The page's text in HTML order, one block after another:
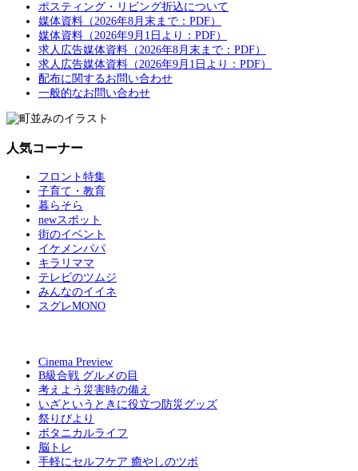
ポスティング・リビング折込について
媒体資料（2026年8月末まで：PDF）
媒体資料（2026年9月1日より：PDF）
求人広告媒体資料（2026年8月末まで：PDF）
求人広告媒体資料（2026年9月1日より：PDF）
配布に関するお問い合わせ
一般的なお問い合わせ
人気コーナー
フロント特集
子育て・教育
暮らそら
newスポット
街のイベント
イケメンパパ
キラリママ
テレビのツムジ
みんなのイイネ
スグレMONO
Cinema Preview
B級合戦 グルメの目
考えよう災害時の備え
いざというときに役立つ防災グッズ
祭りびより
ボタニカルライフ
脳トレ
手軽にセルフケア 癒やしのツボ